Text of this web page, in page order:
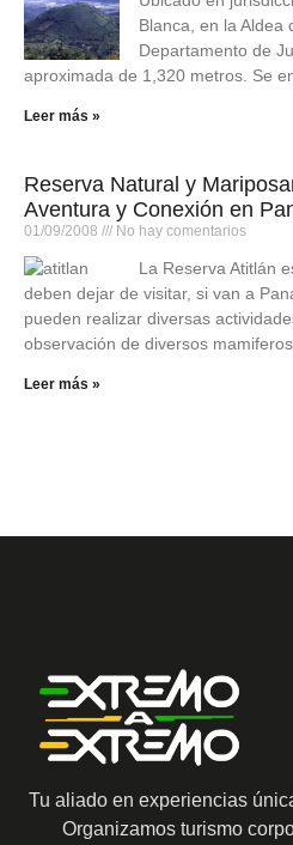
Blanca, en la Aldea
Departamento de
aproximada de 1,320 metros. Se
Leer más »
Reserva Natural y
Aventura y Conexión en
01/09/2008 No hay comentarios
La Reserva Atitlán
deben dejar de visitar, si van a
pueden realizar diversas
observación de diversos
Leer más »
Tu aliado en experiencias
Organizamos turismo